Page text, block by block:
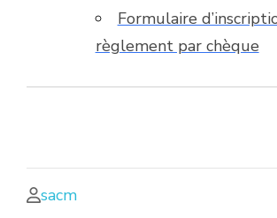
Formulaire
règlement par chèque
sacm